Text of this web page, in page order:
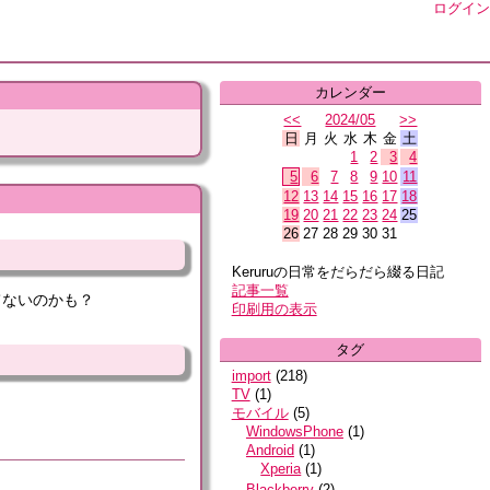
ログイン
いのかも？
カレンダー
<<
2024/05
>>
日
月 火 水 木 金 土
1
2 3
4
5
6 7 8 9 10 11
12 13 14 15 16 17 18
19 20 21 22 23 24 25
26 27 28 29 30 31
Keruruの日常をだらだら綴る日記
記事一覧
印刷用の表示
タグ
import (218)
TV (1)
モバイル (5)
WindowsPhone (1)
Android (1)
Xperia (1)